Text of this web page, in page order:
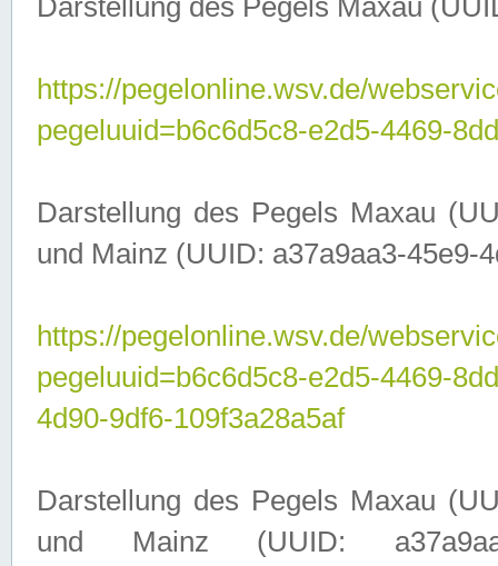
Darstellung des Pegels Maxau
https://pegelonline.wsv.de/
pegeluuid=b6c6d5c8-e2d5-4469-
Darstellung des Pegels Maxau
und Mainz (UUID: a37a9aa3-45e9-
https://pegelonline.wsv.de/
pegeluuid=b6c6d5c8-e2d5-4469-
4d90-9df6-109f3a28a5af
Darstellung des Pegels Maxau
und Mainz (UUID: